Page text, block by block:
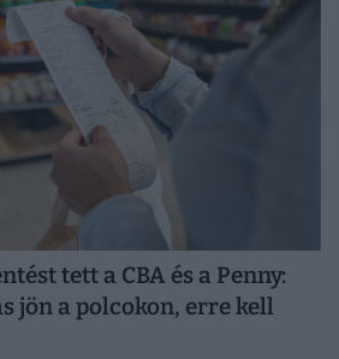
tett a CBA és a Penny:
jön a polcokon, erre kell